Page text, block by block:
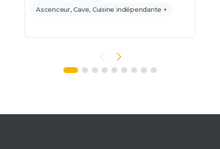
Ascenceur, Cave, Cuisine indépendante +